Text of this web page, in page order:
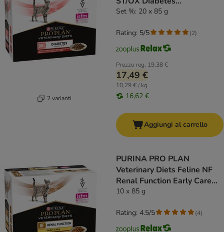
2 varianti
Management Manzo
Set %: 20 x 85 g
Prezzo reg. 19,38 €
17,49 €
10,29 € / kg
16,62 €
Rating: 5/5 (2)
Aggiungi al carrello
PURINA PRO PLAN
Veterinary Diets Feline NF
Renal Function Early Care
Pollo
10 x 85 g
Rating: 4.5/5 (4)